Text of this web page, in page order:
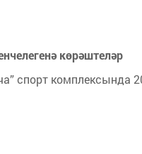
көрәштеләр
спорт комплексында